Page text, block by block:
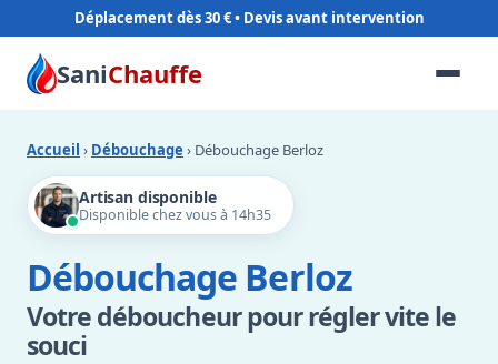
Déplacement dès 30 €
SaniChauffe
Accueil › Débouchage › Débouchage Berloz
Artisan disponible
Disponible chez vous à 14h35
Débouchage Berloz
Votre déboucheur pour régler vite le
souci